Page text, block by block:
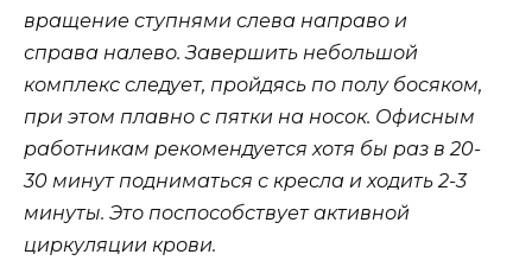
вращение ступнями слева направо и
справа налево. Завершить небольшой
комплекс следует, пройдясь по полу босяком,
при этом плавно с пятки на носок. Офисным
работникам рекомендуется хотя бы раз в 20-
30 минут подниматься с кресла и ходить 2-3
минуты. Это поспособствует активной
циркуляции крови.